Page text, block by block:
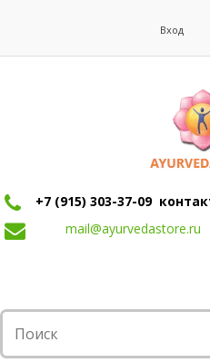
Вход
+7 (915) 303-37-09
mail@ayurvedastore.ru